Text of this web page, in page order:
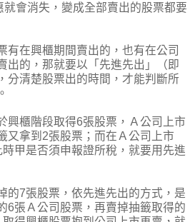
會消失，變成全部賣出的股票都要
有在興櫃期間賣出的，也有在公司
出的，那就要以「先進先出」（即
分清楚股票出的時間，才能判斷所
興櫃階段取得6張股票，Ａ公司上市
又拿到2張股票；而在Ａ公司上市
甲是否須申報證所稅，就要用先進
的7張股票，依先進先出的方式，是
6張Ａ公司股票，再賣掉抽籤取得的